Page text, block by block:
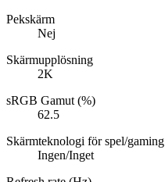
Pekskärm
Nej
Skärmupplösning
2K
sRGB Gamut (%)
62.5
Skärmteknologi för spel/gaming
Ingen/Inget